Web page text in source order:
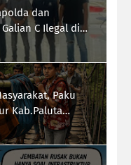
dan
C Ilegal di
Paku
Kab.Paluta